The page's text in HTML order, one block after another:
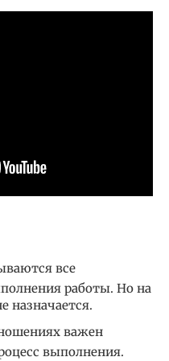
все
работы. Но на
назначается.
важен
выполнения.